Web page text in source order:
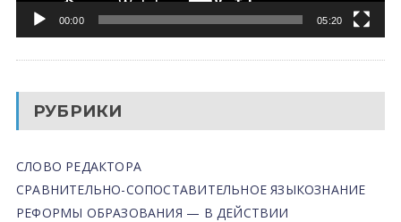
00:00 05:20
РУБРИКИ
СЛОВО РЕДАКТОРА
СРАВНИТЕЛЬНО-СОПОСТАВИТЕЛЬНОЕ ЯЗЫКОЗНАНИЕ
РЕФОРМЫ ОБРАЗОВАНИЯ — В ДЕЙСТВИИ